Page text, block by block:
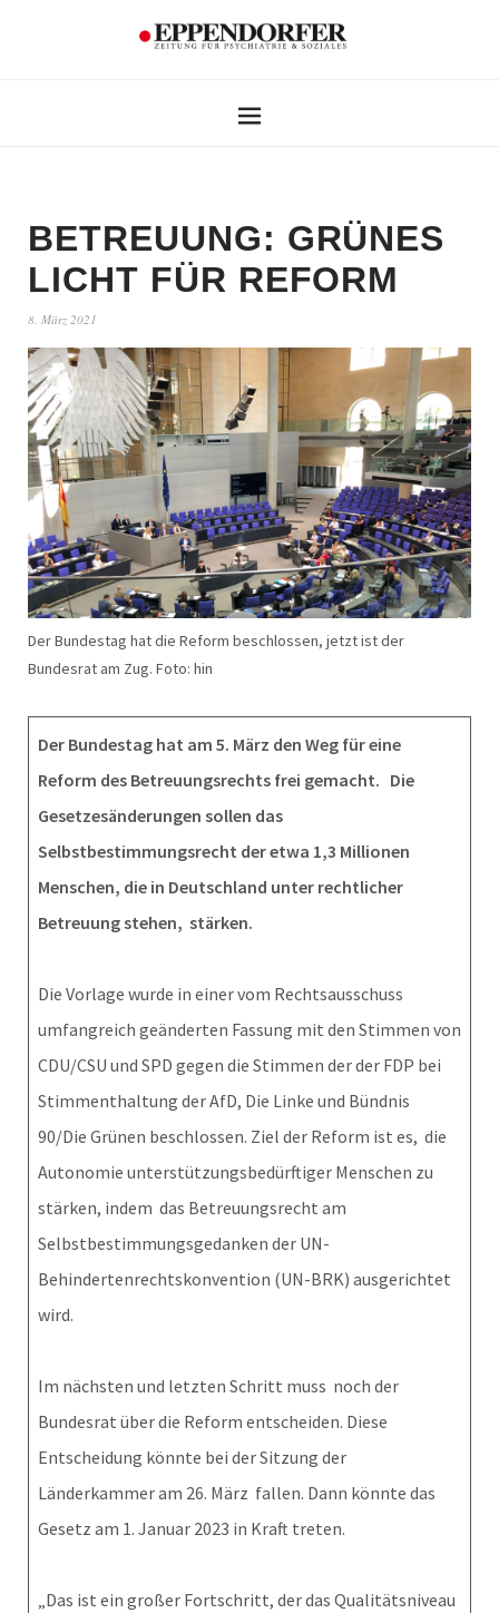
BETREUUNG: GRÜNES
LICHT FÜR REFORM
8. März 2021
Der Bundestag hat die Reform beschlossen, jetzt ist der
Bundesrat am Zug. Foto: hin
Der Bundestag hat am 5. März den Weg für eine
Reform des Betreuungsrechts frei gemacht. Die
Gesetzesänderungen sollen das
Selbstbestimmungsrecht der etwa 1,3 Millionen
Menschen, die in Deutschland unter rechtlicher
Betreuung stehen, stärken.
Die Vorlage wurde in einer vom Rechtsausschuss
umfangreich geänderten Fassung mit den Stimmen von
CDU/CSU und SPD gegen die Stimmen der der FDP bei
Stimmenthaltung der AfD, Die Linke und Bündnis
90/Die Grünen beschlossen. Ziel der Reform ist es, die
Autonomie unterstützungsbedürftiger Menschen zu
stärken, indem das Betreuungsrecht am
Selbstbestimmungsgedanken der UN-
Behindertenrechtskonvention (UN-BRK) ausgerichtet
wird.
Im nächsten und letzten Schritt muss noch der
Bundesrat über die Reform entscheiden. Diese
Entscheidung könnte bei der Sitzung der
Länderkammer am 26. März fallen. Dann könnte das
Gesetz am 1. Januar 2023 in Kraft treten.
„Das ist ein großer Fortschritt, der das Qualitätsniveau